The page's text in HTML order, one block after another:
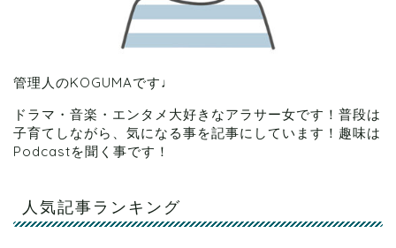
管理人のKOGUMAです♩
ドラマ・音楽・エンタメ大好きなアラサー女です！普段は
子育てしながら、気になる事を記事にしています！趣味は
Podcastを聞く事です！
人気記事ランキング